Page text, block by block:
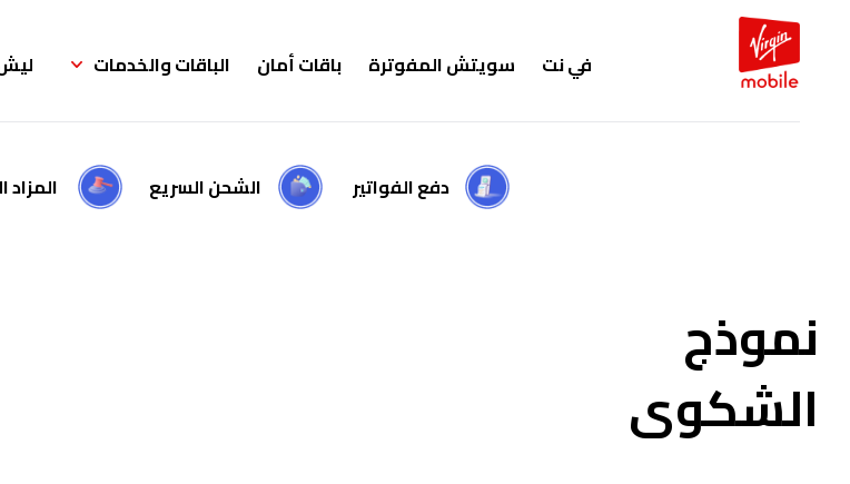
في نت سويتش المفوترة باقات أمان الباقات والخدمات
دفع الفواتير الشحن السريع المزاد
نموذج
الشكوى